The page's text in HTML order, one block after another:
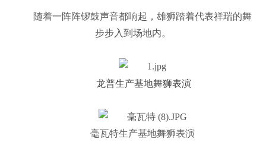
随着一阵阵锣鼓声音都响起，雄狮踏着代表祥瑞的舞
步步入到场地内。
龙普生产基地舞狮表演
毫瓦特生产基地舞狮表演